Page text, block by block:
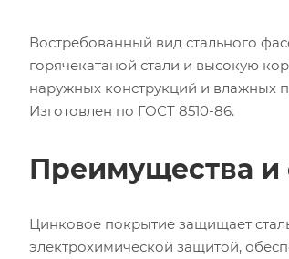
Востребованный вид стального
горячекатаной стали и высокую
наружных конструкций и влажных
Изготовлен по ГОСТ 8510-86.
Преимущества и
Цинковое покрытие защищает
электрохимической защитой,